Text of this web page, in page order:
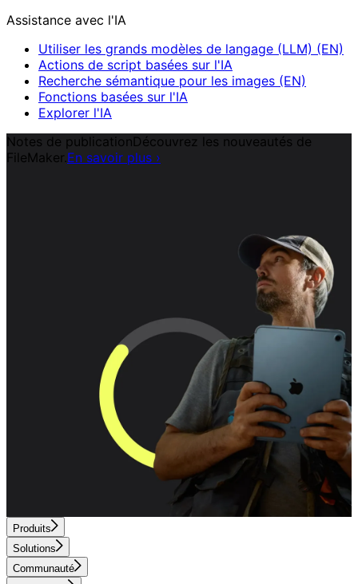
Assistance avec l'IA
Utiliser les grands modèles de langage (LLM) (EN)
Actions de script basées sur l'IA
Recherche sémantique pour les images (EN)
Fonctions basées sur l'IA
Explorer l'IA
Notes de publicationDécouvrez les nouveautés de
FileMaker.En savoir plus ›
Produits
Solutions
Communauté